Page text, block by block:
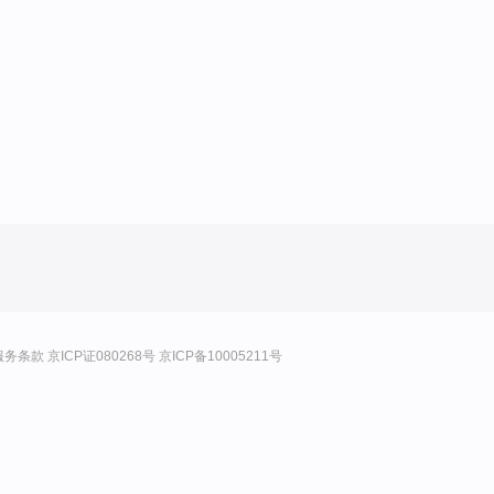
务条款 京ICP证080268号 京ICP备10005211号